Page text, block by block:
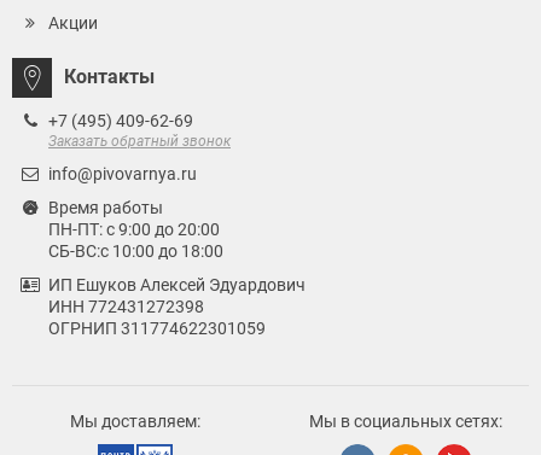
Акции
Контакты
+7 (495) 409-62-69
Заказать обратный звонок
info@pivovarnya.ru
Время работы
ПН-ПТ: с 9:00 до 20:00
СБ-ВС:с 10:00 до 18:00
ИП Ешуков Алексей Эдуардович
ИНН 772431272398
ОГРНИП 311774622301059
Мы доставляем: Мы в социальных сетях: